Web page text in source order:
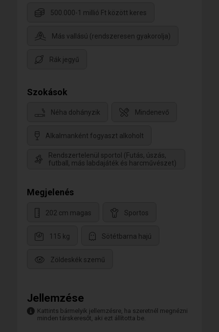
500.000-1 millió Ft között keres
Más vallású (rendszeresen gyakorolja)
Rák jegyű
Szokások
Néha dohányzik Mindenevő
Alkalmanként fogyaszt alkoholt
Rendszertelenül sportol (Futás, úszás,
futball, más labdajáték és harcművészet)
Megjelenés
202 cm magas Sportos
115 kg Sötétbarna hajú
Zöldeskék szemű
Jellemzése
Kattints bármelyik jellemzésre, ha szeretnél megnézni
minden társkeresőt, aki ezt állította be.